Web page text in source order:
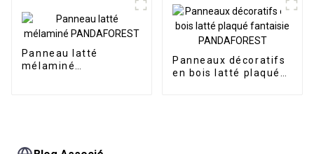
Panneau latté
mélaminé
Panneaux décoratifs
en bois latté plaqué